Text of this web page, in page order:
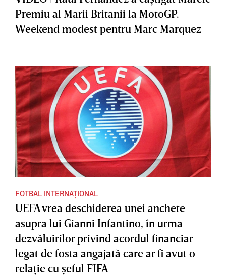
Premiu al Marii Britanii la MotoGP.
Weekend modest pentru Marc Marquez
FOTBAL INTERNAȚIONAL
UEFA vrea deschiderea unei anchete
asupra lui Gianni Infantino, în urma
dezvăluirilor privind acordul financiar
legat de fosta angajată care ar fi avut o
relaţie cu şeful FIFA